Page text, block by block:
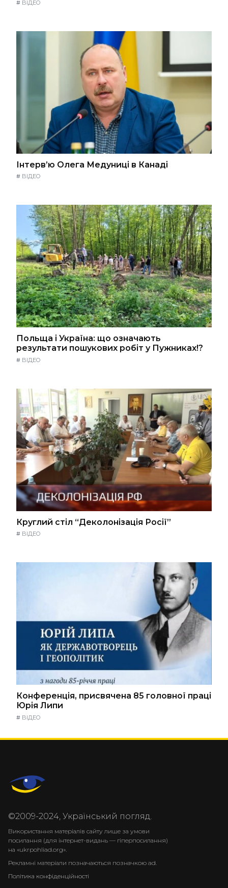
# ВІДЕО
Інтерв’ю Олега Медуниці в Канаді
# ВІДЕО
Польща і Україна: що означають
результати пошукових робіт у Пужниках!?
# ВІДЕО
Круглий стіл “Деколонізація Росії”
# ВІДЕО
Конференція, присвячена 85 головної праці
Юрія Липи
# ВІДЕО
©2009-2024, Український погляд.
Використання матеріалів сайту лише за умови
посилання (для інтернет-видань — гіперпосилання)
на «ukrpohliad.org».
Рекламні матеріали позначаються позначкою ad.
Політика конфіденційності